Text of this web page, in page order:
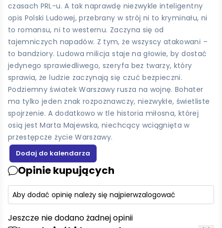
czasach PRL-u. A tak naprawdę niezwykle inteligentny
opis Polski Ludowej, przebrany w strój ni to kryminału, ni
to romansu, ni to westernu. Zaczyna się od
tajemniczych napadów. Z tym, że wszyscy atakowani –
to bandziory. Ludowa milicja staje na głowie, by dostać
jedynego sprawiedliwego, szeryfa bez twarzy, który
sprawia, że ludzie zaczynają się czuć bezpieczni.
Podziemny światek Warszawy rusza na wojnę. Bohater
ma tylko jeden znak rozpoznawczy, niezwykłe, świetliste
spojrzenie. A dodatkowo w tle historia miłosna, której
osią jest Marta Majewska, niechcący wciągnięta w
przestępcze życie Warszawy.
Opinie kupujących
Aby dodać opinię należy się najpierwzalogować
Jeszcze nie dodano żadnej opinii